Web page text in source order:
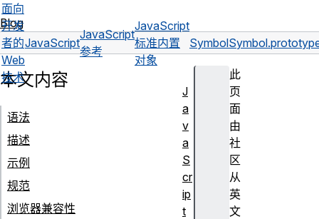
Blog
面向
开发
者的
Web
技术
JavaScript
JavaScript
参考
JavaScript
标准内置
对象
Symbol
此
页
面
由
社
区
从
英
文
本文内容
语法
描述
示例
规范
浏览器兼容性
J
a
v
a
S
cr
ip
t